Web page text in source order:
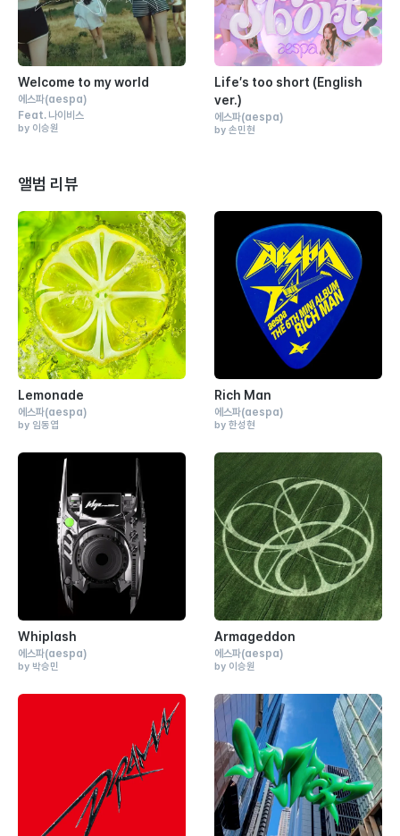
Welcome to my world
에스파(aespa)
Feat. 나이비스
by 이승원
Life′s too short (English
ver.)
에스파(aespa)
by 손민현
앨범 리뷰
Lemonade
에스파(aespa)
by 임동엽
Rich Man
에스파(aespa)
by 한성현
Whiplash
에스파(aespa)
by 박승민
Armageddon
에스파(aespa)
by 이승원